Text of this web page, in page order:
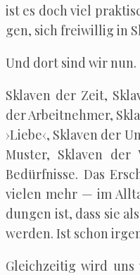
ist es doch viel
gen, sich frei­wil­lig in
Und dort sind wir nun.
Skla­ven der Zeit,
der Arbeit­neh­mer,
›Lie­be‹, Skla­ven der
Mus­ter, Skla­ven der
Bedürf­nis­se. Das
vie­len mehr — im
dun­gen ist, dass sie
wer­den. Ist schon
Gleich­zei­tig wird uns